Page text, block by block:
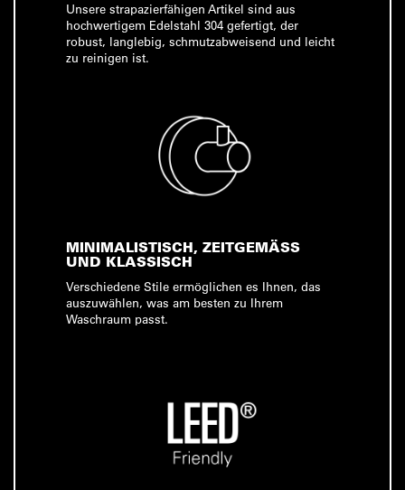
Unsere strapazierfähigen Artikel sind aus
hochwertigem Edelstahl 304 gefertigt, der
robust, langlebig, schmutzabweisend und leicht
zu reinigen ist.
MINIMALISTISCH, ZEITGEMÄSS U
ND KLASSISCH
Verschiedene Stile ermöglichen es Ihnen, das
auszuwählen, was am besten zu Ihrem
Waschraum passt.